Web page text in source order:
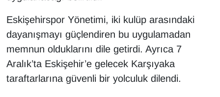
Eskişehirspor Yönetimi, iki kulüp arasındaki
dayanışmayı güçlendiren bu uygulamadan
memnun olduklarını dile getirdi. Ayrıca 7
Aralık’ta Eskişehir’e gelecek Karşıyaka
taraftarlarına güvenli bir yolculuk dilendi.